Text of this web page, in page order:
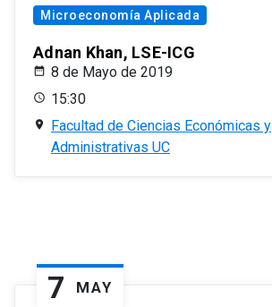
Microeconomía Aplicada
Adnan Khan, LSE-ICG
8 de Mayo de 2019
15:30
Facultad de Ciencias Económicas y
Administrativas UC
7 MAY